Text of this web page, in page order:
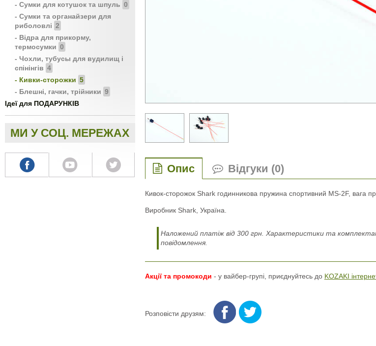
- Сумки для котушок та шпуль 0
- Сумки та органайзери для
риболовлі 2
- Відра для прикорму,
термосумки 0
- Чохли, тубусы для вудилищ і
спінінгів 4
- Кивки-сторожки 5
- Блешні, гачки, трійники 9
Ідеї для ПОДАРУНКІВ
МИ У СОЦ. МЕРЕЖАХ
Опис Відгуки (0)
Кивок-сторожок Shark годинникова пружина спортивний МЅ-2F, вага
Виробник Shark, Україна.
Наложений платіж від 300 грн. Характеристики та
повідомлення.
Акції та промокоди - у вайбер-групі, приєднуйтесь до KOZAKI
Розповісти друзям: